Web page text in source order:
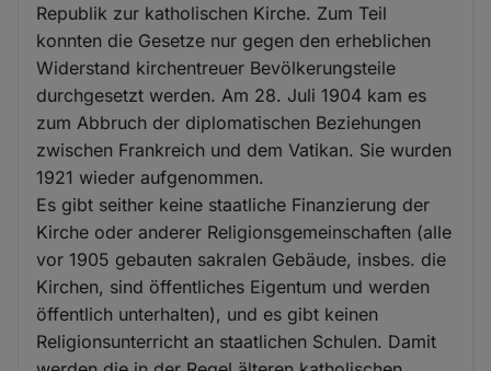
Republik zur katholischen Kirche. Zum Teil
konnten die Gesetze nur gegen den erheblichen
Widerstand kirchentreuer Bevölkerungsteile
durchgesetzt werden. Am 28. Juli 1904 kam es
zum Abbruch der diplomatischen Beziehungen
zwischen Frankreich und dem Vatikan. Sie wurden
1921 wieder aufgenommen.
Es gibt seither keine staatliche Finanzierung der
Kirche oder anderer Religionsgemeinschaften (alle
vor 1905 gebauten sakralen Gebäude, insbes. die
Kirchen, sind öffentliches Eigentum und werden
öffentlich unterhalten), und es gibt keinen
Religionsunterricht an staatlichen Schulen. Damit